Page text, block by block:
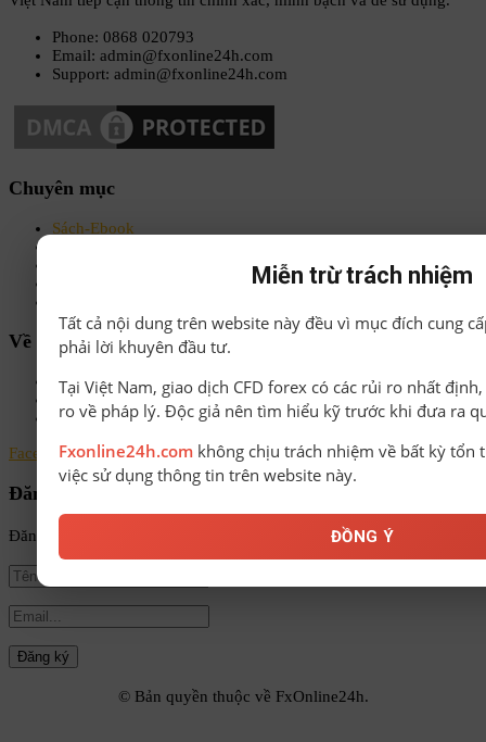
Phone: 0868 020793
Email: admin@fxonline24h.com
Support: admin@fxonline24h.com
Chuyên mục
Sách-Ebook
Về chúng tôi
Chính sách bảo mật
Điều khoản & Điều kiện
Liên hệ
Facebook Instagram Linkedin Youtube Email
Đăng ký nhận tin
Đăng ký để nhận tin tức mới nhất từ FxOnline24h!
© Bản quyền thuộc về FxOnline24h.
Miễn trừ trách nhiệm
Tất cả nội dung trên website này đều vì mục đích cung
phải lời khuyên đầu tư.
Tại Việt Nam, giao dịch CFD forex có các rủi ro nhất
ro về pháp lý. Độc giả nên tìm hiểu kỹ trước khi đưa ra
Fxonline24h.com không chịu trách nhiệm về bất kỳ tổn
việc sử dụng thông tin trên website này.
ĐỒNG Ý